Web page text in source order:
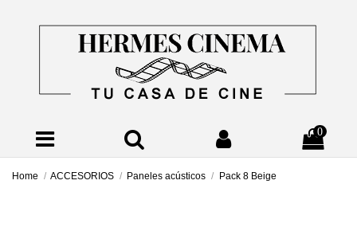
0
Home ACCESORIOS Paneles acústicos Pack 8 Beige